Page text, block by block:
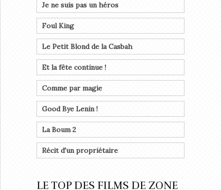
Je ne suis pas un héros
Foul King
Le Petit Blond de la Casbah
Et la fête continue !
Comme par magie
Good Bye Lenin !
La Boum 2
Récit d'un propriétaire
LE TOP DES FILMS DE ZONE